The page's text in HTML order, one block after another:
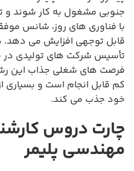
جنوبی مشغول به کار شوند و
با فناوری های روز، شانس
قابل توجهی افزایش می دهد.
تأسیس شرکت های تولیدی در
فرصت های شغلی جذاب این
کم قابل انجام است و بسیاری
خود جذب می کند.
چارت دروس
مهندسی پلیمر